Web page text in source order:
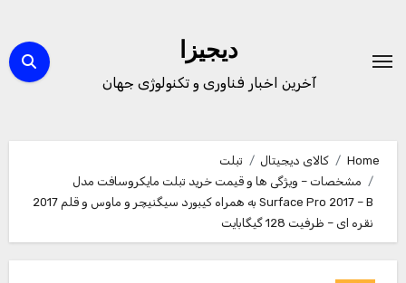
content
دیجیزا
آخرین اخبار فناوری و تکنولوژی جهان
Home کالای دیجیتال
تبلت
مشخصات – ویژگی ها و قیمت خرید تبلت مایکروسافت مدل
Surface Pro 2017 – B به همراه کیبورد سیگنیچر و ماوس و قلم 2017
نقره ای – ظرفیت 128 گیگابایت